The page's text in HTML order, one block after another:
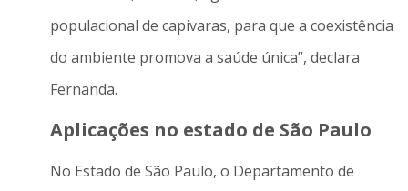
populacional de capivaras, para que a coexistência
do ambiente promova a saúde única”, declara
Fernanda.
Aplicações no estado de São Paulo
No Estado de São Paulo, o Departamento de